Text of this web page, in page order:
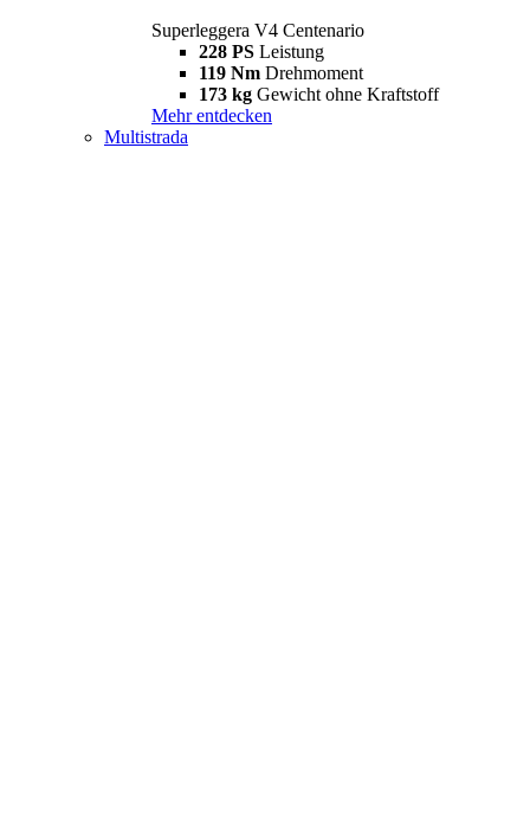
Superleggera V4 Centenario
228 PS Leistung
119 Nm Drehmoment
173 kg Gewicht ohne Kraftstoff
Mehr entdecken
Multistrada